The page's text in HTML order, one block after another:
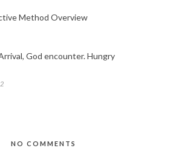
Method Overview
God encounter. Hungry
NO COMMENTS